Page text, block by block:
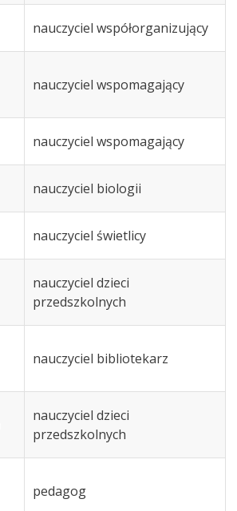
nauczyciel współorganizujący
nauczyciel wspomagający
nauczyciel wspomagający
nauczyciel biologii
nauczyciel świetlicy
nauczyciel dzieci
przedszkolnych
nauczyciel bibliotekarz
nauczyciel dzieci
przedszkolnych
pedagog